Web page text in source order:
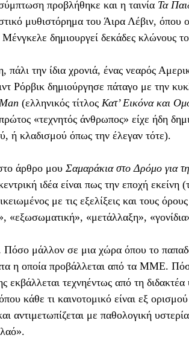
προβλήθηκε και η ταινία Τα
μυθιστόρημα του Άιρα Λέβιν, όπου ο
Μένγκελε δημιουργεί δεκάδες κλώνους
την ίδια χρονιά, ένας νεαρός
Ρόρβικ δημιούργησε πάταγο με την
(ελληνικός τίτλος Κατ’ Εικόνα και
«τεχνητός άνθρωπος» είχε ήδη
ή κλαδισμού όπως την έλεγαν τότε).
άρθρο μου Σαμαράκια στο Δρόμο για
ιδέα είναι πως την εποχή
με τις εξελίξεις και τους όρους
«εξωσωματική», «μετάλλαξη»,
μάλλον σε μια χώρα όπου το
η οποία προβάλλεται από τα ΜΜΕ.
εκβάλλεται τεχνηέντως από τη διδακτέα
κάθε τι καινοτομικό είναι εξ ορισμού
αντιμετωπίζεται με παθολογική